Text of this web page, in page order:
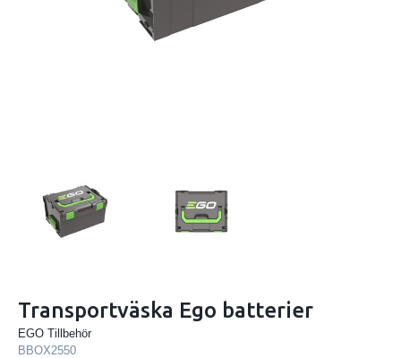
Transportväska Ego batterier
EGO Tillbehör
BBOX2550